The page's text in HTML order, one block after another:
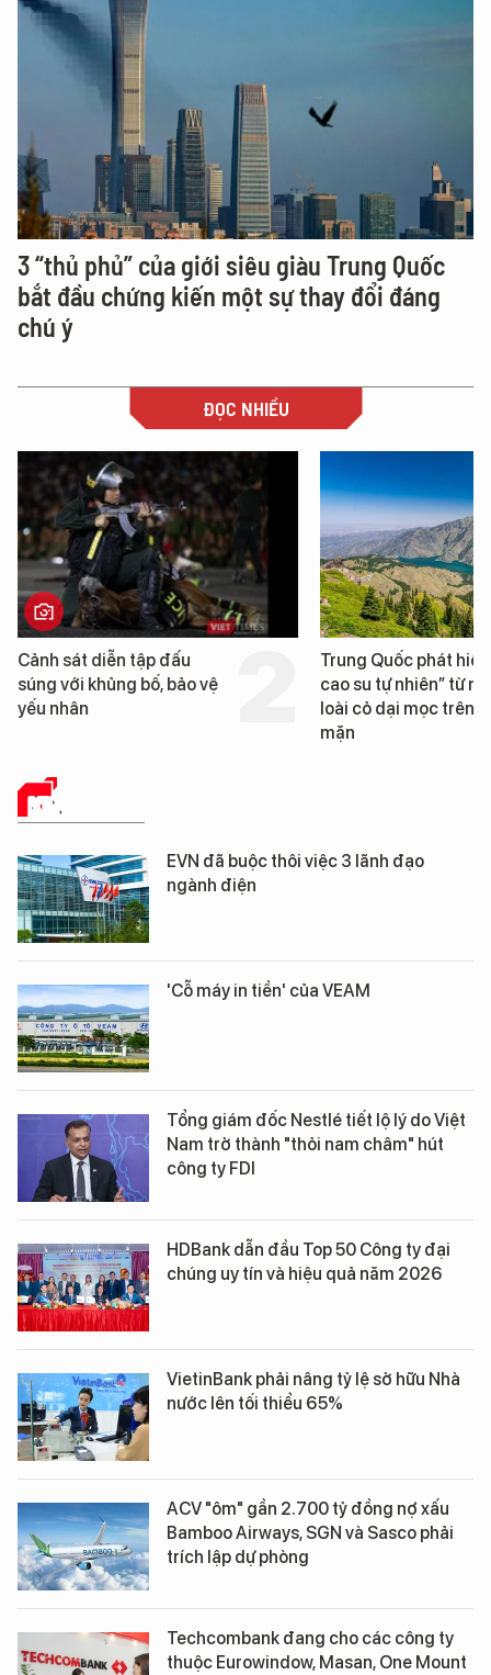
3 “thủ phủ” của giới siêu giàu Trung Quốc
bắt đầu chứng kiến một sự thay đổi đáng
chú ý
ĐỌC NHIỀU
Trung Quốc phát hiện “mỏ
cao su tự nhiên” từ một
loài cỏ dại mọc trên đất
Loạt dự án bất
Đà Nẵng sắp bị
KINH TẾ SỐ
EVN đã buộc thôi việc 3 lãnh đạo
ngành điện
'Cỗ máy in tiền' của VEAM
Tổng giám đốc Nestlé tiết lộ lý do Việt
Nam trở thành "thỏi nam châm" hút
công ty FDI
HDBank dẫn đầu Top 50 Công ty đại
chúng uy tín và hiệu quả năm 2026
VietinBank phải nâng tỷ lệ sở hữu Nhà
nước lên tối thiểu 65%
ACV "ôm" gần 2.700 tỷ đồng nợ xấu
Bamboo Airways, SGN và Sasco phải
trích lập dự phòng
Techcombank đang cho các công ty
thuộc Eurowindow, Masan, One Mount